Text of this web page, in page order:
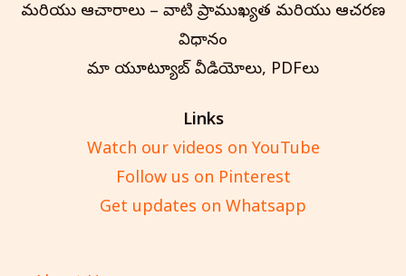
మరియు ఆచారాలు – వాటి ప్రాముఖ్యత మరియు ఆచరణ
విధానం
మా యూట్యూబ్ వీడియోలు, PDFలు
Links
Watch our videos on YouTube
Follow us on Pinterest
Get updates on Whatsapp